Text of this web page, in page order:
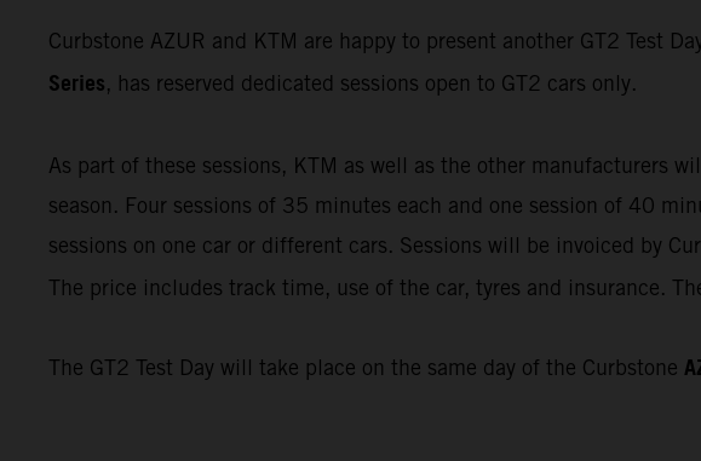
Curbstone AZUR and KTM are happy to present another GT2 Test
Series, has reserved dedicated sessions open to GT2 cars only.
As part of these sessions, KTM as well as the other manufacturers
season. Four sessions of 35 minutes each and one session of 40
sessions on one car or different cars. Sessions will be invoiced by
The price includes track time, use of the car, tyres and insurance.
The GT2 Test Day will take place on the same day of the Curbstone